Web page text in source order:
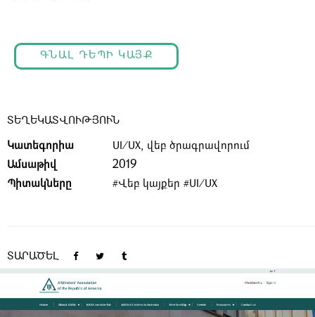
ԳՆԱԼ ԴԵՊԻ ԿԱՅՔ
ՏԵՂԵԿԱՏՎՈՒԹՅՈՒՆ
Կատեգորիա
UI/UX, վեբ ծրագրավորում
Ամսաթիվ
2019
Պիտակները #Վեբ կայքեր #UI/UX
ՏԱՐԱԾԵԼ